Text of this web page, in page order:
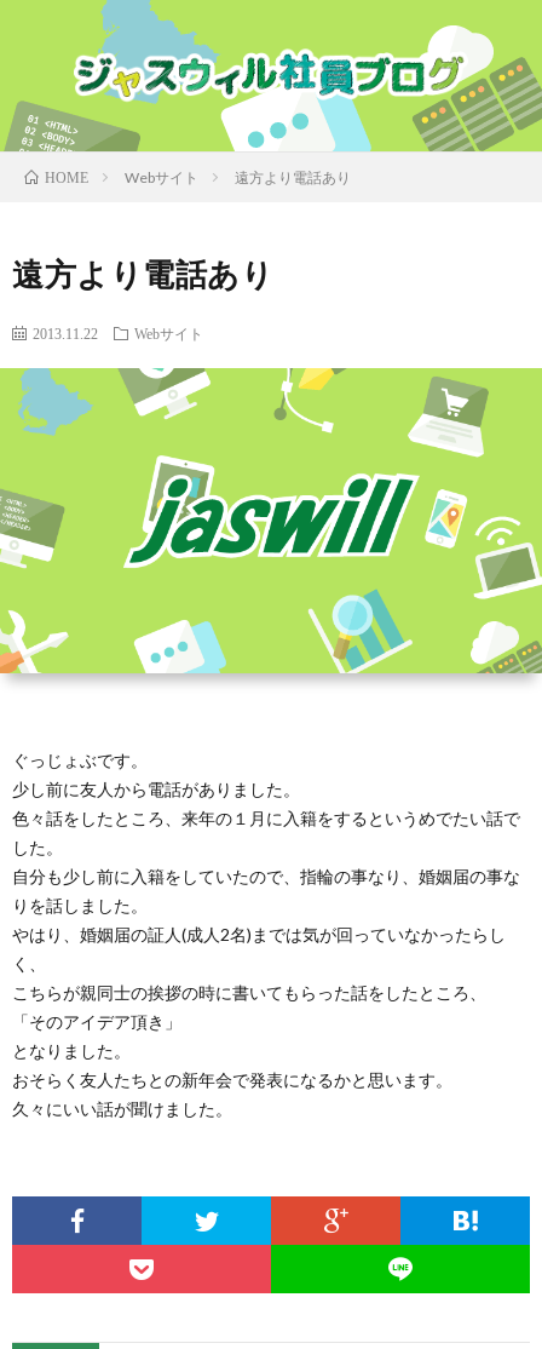
HOME Webサイト 遠方より電話あり
遠方より電話あり
2013.11.22 Webサイト
ぐっじょぶです。
少し前に友人から電話がありました。
色々話をしたところ、来年の１月に入籍をするというめでたい話で
した。
自分も少し前に入籍をしていたので、指輪の事なり、婚姻届の事な
りを話しました。
やはり、婚姻届の証人(成人2名)までは気が回っていなかったらし
く、
こちらが親同士の挨拶の時に書いてもらった話をしたところ、
「そのアイデア頂き」
となりました。
おそらく友人たちとの新年会で発表になるかと思います。
久々にいい話が聞けました。